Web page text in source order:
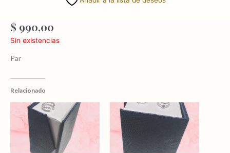
$ 990,00
Sin existencias
Par
Relacionado